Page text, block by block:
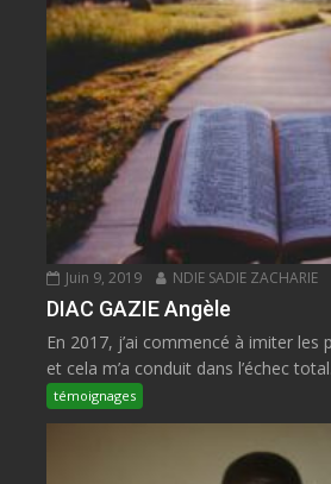
Juin 9, 2019 NDIE SADIE ZACHARIE
DIAC GAZIE Angèle
En 2017, j’ai commencé à imiter les
et cela m’a conduit dans l’échec
témoignages